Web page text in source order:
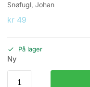
Snøfugl, Johan
kr 49
På lager
Ny